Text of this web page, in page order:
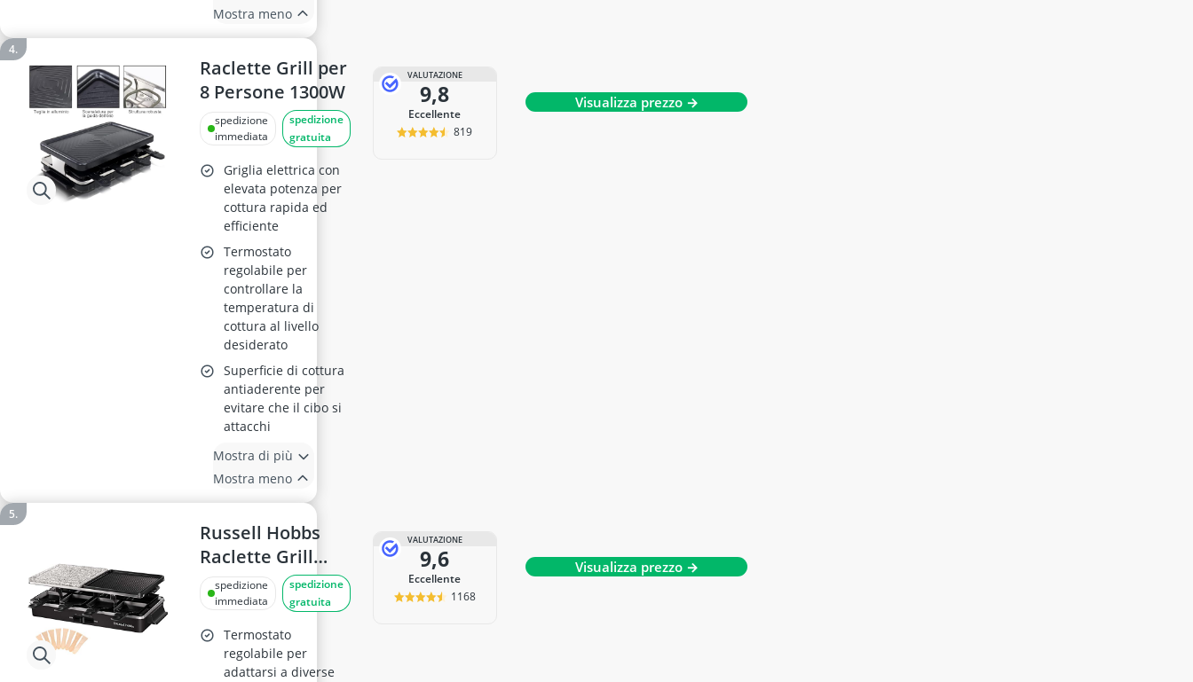
Mostra meno
Raclette Grill per
8 Persone 1300W
spedizione
immediata
spedizione
gratuita
Griglia elettrica con
elevata potenza per
cottura rapida ed
efficiente
Termostato
regolabile per
controllare la
temperatura di
cottura al livello
desiderato
Superficie di cottura
antiaderente per
evitare che il cibo si
attacchi
Mostra di più
Mostra meno
VALUTAZIONE
9,8
Eccellente
819
Visualizza prezzo →
Russell Hobbs
Raclette Grill
26280-56, 8
persone
spedizione
immediata
spedizione
gratuita
Termostato
regolabile per
adattarsi a diverse
VALUTAZIONE
9,6
Eccellente
1168
Visualizza prezzo →